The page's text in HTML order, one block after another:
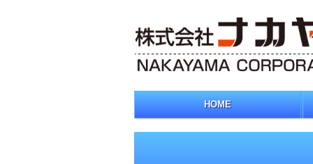
HOME